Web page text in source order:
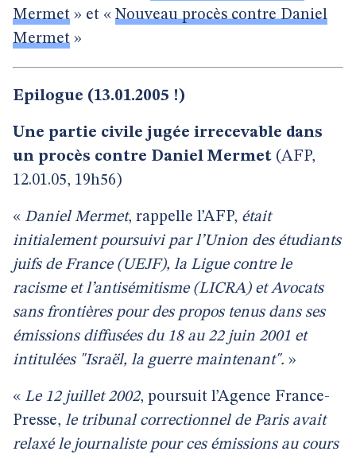
Mermet » et « Nouveau procès contre Daniel
Mermet »
Epilogue (13.01.2005 !)
Une partie civile jugée irrecevable dans
un procès contre Daniel Mermet (AFP,
12.01.05, 19h56)
« Daniel Mermet, rappelle l’AFP, était
initialement poursuivi par l’Union des étudiants
juifs de France (UEJF), la Ligue contre le
racisme et l’antisémitisme (LICRA) et Avocats
sans frontières pour des propos tenus dans ses
émissions diffusées du 18 au 22 juin 2001 et
intitulées "Israël, la guerre maintenant". »
« Le 12 juillet 2002, poursuit l’Agence France-
Presse, le tribunal correctionnel de Paris avait
relaxé le journaliste pour ces émissions au cours